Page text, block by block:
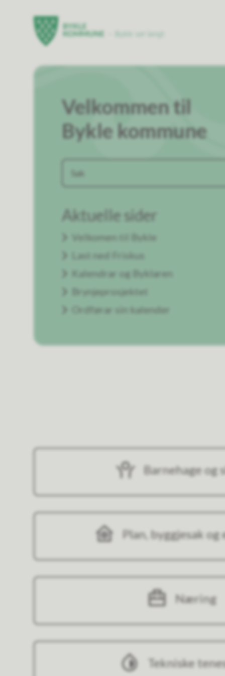
Bykle kommune
Velkommen til
Bykle kommune
Aktuelle sider
Velkomen til Bykle
Last ned Friskus
Kalendrar og Byklaren
Brynjeprosjektet
Ordførar sin kalender
Barnehage og
Plan, byggjesak og
Næring
Tekniske